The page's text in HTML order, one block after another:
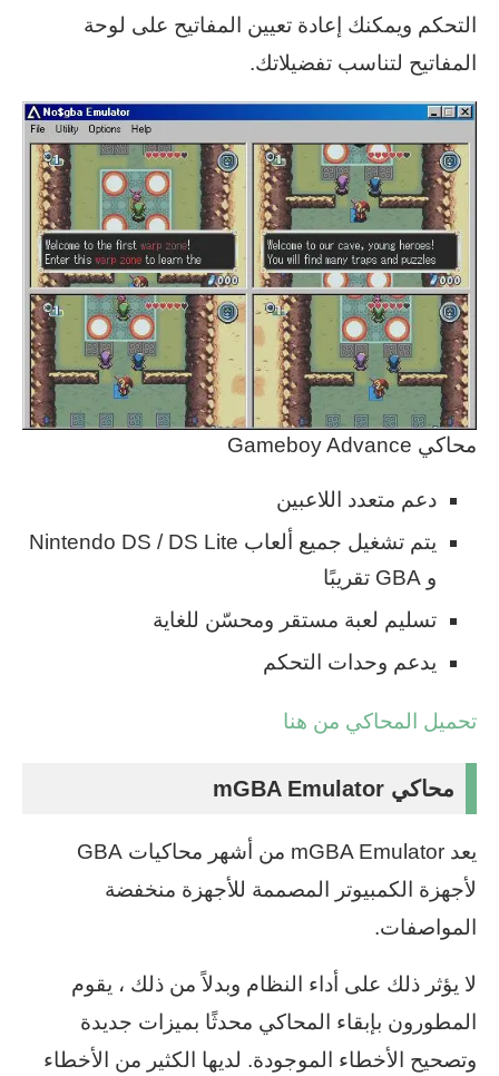
التحكم ويمكنك إعادة تعيين المفاتيح على لوحة
المفاتيح لتناسب تفضيلاتك.
محاكي Gameboy Advance
دعم متعدد اللاعبين
يتم تشغيل جميع ألعاب Nintendo DS / DS Lite
و GBA تقريبًا
تسليم لعبة مستقر ومحسّن للغاية
يدعم وحدات التحكم
تحميل المحاكي من هنا
محاكي mGBA Emulator
يعد mGBA Emulator من أشهر محاكيات GBA
لأجهزة الكمبيوتر المصممة للأجهزة منخفضة
المواصفات.
لا يؤثر ذلك على أداء النظام وبدلاً من ذلك ، يقوم
المطورون بإبقاء المحاكي محدثًا بميزات جديدة
وتصحيح الأخطاء الموجودة. لديها الكثير من الأخطاء